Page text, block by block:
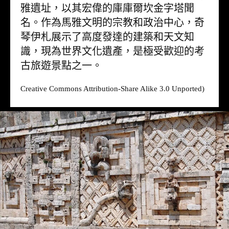
雅遺址，以其宏偉的庫庫爾坎金字塔聞
名。作為馬雅文明的宗教和政治中心，奇
琴伊札展示了高度發達的建築和天文知
識，現為世界文化遺產，是極受歡迎的考
古旅遊景點之一。
Creative Commons Attribution-Share Alike 3.0 Unported)